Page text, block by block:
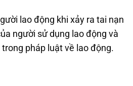
lao động khi xảy ra tai nạn
người sử dụng lao động và
pháp luật về lao động.